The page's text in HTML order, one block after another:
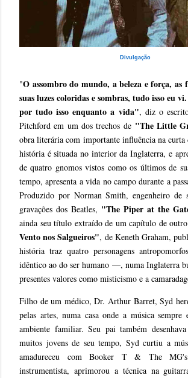
Divulgação
"O assombro do mundo, a beleza e força, as
suas luzes coloridas e sombras, tudo isso eu
por tudo isso enquanto a vida", diz o
Pitchford em um dos trechos de "The Little
obra literária com importante influência na
história é situada no interior da Inglaterra, e
de quatro gnomos vistos como os últimos de
tempo, apresenta a vida no campo durante a
Produzido por Norman Smith, engenheiro de
gravações dos Beatles, "The Piper at the
ainda seu título extraído de um capítulo de
Vento nos Salgueiros", de Keneth Graham,
história traz quatro personagens
idêntico ao do ser humano —, numa Inglaterra
presentes valores como misticismo e a
Filho de um médico, Dr. Arthur Barret, Syd
pelas artes, numa casa onde a música sempre
ambiente familiar. Seu pai também
muitos jovens de seu tempo, Syd curtiu a
amadureceu com Booker T & The
instrumentista, aprimorou a técnica na